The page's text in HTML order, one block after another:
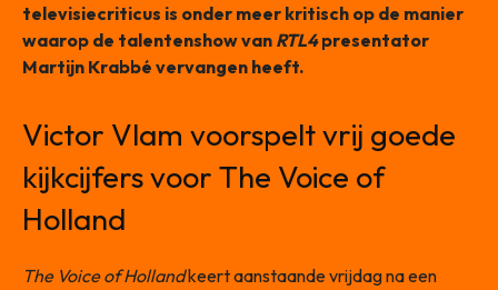
televisiecriticus is onder meer kritisch op de manier
waarop de talentenshow van RTL4presentator
Martijn Krabbé vervangen heeft.
Victor Vlam voorspelt vrij goede
kijkcijfers voor The Voice of
Holland
The Voice of Hollandkeert aanstaande vrijdag na een